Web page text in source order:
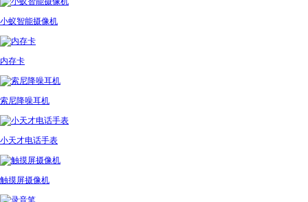
小蚁智能摄像机
内存卡
索尼降噪耳机
小天才电话手表
触摸屏摄像机